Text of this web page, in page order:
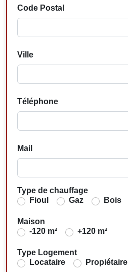
Code Postal
Ville
Téléphone
Mail
Type de chauffage
Fioul
Gaz Bois
Maison
-120 m²
+120 m²
Type Logement
Locataire
Propiétaire